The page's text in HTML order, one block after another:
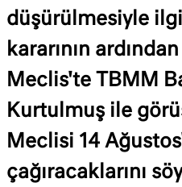
düşürülmesiyle
kararının
Meclis'te TBMM
Kurtulmuş ile
Meclisi 14
çağıracaklarını